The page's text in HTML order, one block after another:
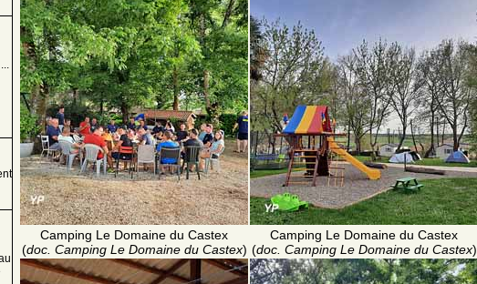
Camping Le Domaine du Castex
(doc. Camping Le Domaine du Castex)
Camping Le Domaine du Castex
(doc. Camping Le Domaine du Castex)